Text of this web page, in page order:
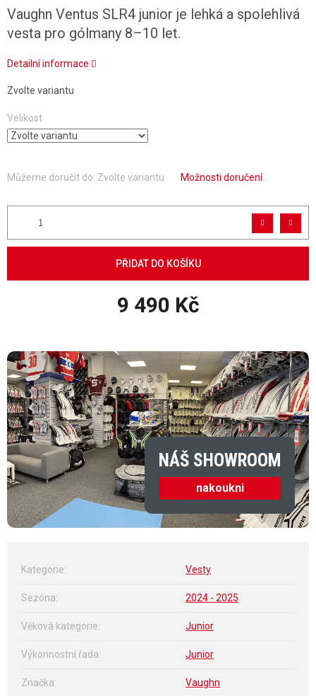
Vaughn Ventus SLR4 junior je lehká a spolehlivá
vesta pro gólmany 8–10 let.
Detailní informace
Zvolte variantu
Velikost
Můžeme doručit do: Zvolte variantu Možnosti doručení
PŘIDAT DO KOŠÍKU
9 490 Kč
NÁŠ SHOWROOM
nakoukni
Kategorie: Vesty
Sezóna: 2024 - 2025
Věková kategorie: Junior
Výkonnostní řada: Junior
Značka: Vaughn